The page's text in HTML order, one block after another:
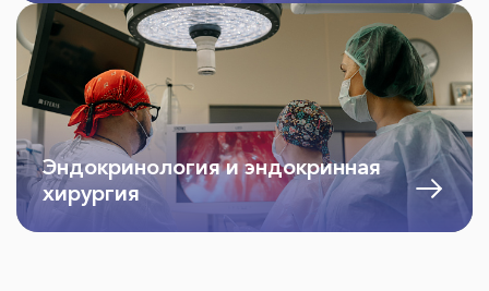
Эндокринология и эндокринная
хирургия